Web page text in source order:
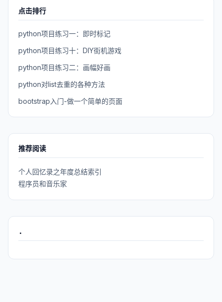
点击排行
python项目练习一：即时标记
python项目练习十：DIY街机游戏
python项目练习二：画幅好画
python对list去重的各种方法
bootstrap入门-做一个简单的页面
推荐阅读
个人回忆录之年度总结索引
程序员和音乐家
.